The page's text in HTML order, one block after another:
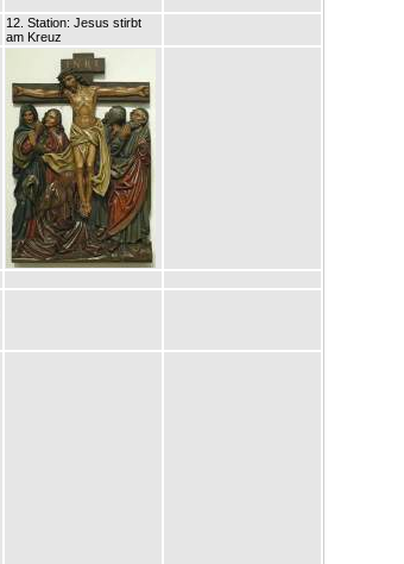
12. Station: Jesus stirbt
am Kreuz